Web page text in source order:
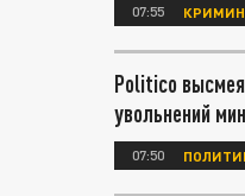
07:55
Politico
увольнений
07:50